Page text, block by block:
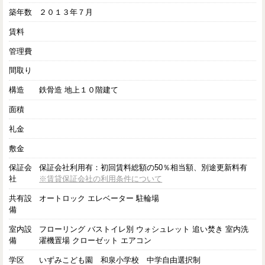
築年数 ２０１３年７月
賃料
管理費
間取り
構造 鉄骨造 地上１０階建て
面積
礼金
敷金
保証会
社
保証会社利用有：初回賃料総額の50％相当額、別途更新料有
※賃貸保証会社の利用条件について
共有設
備
オートロック エレベーター 駐輪場
室内設
備
フローリング バストイレ別 ウォシュレット 追い焚き 室内洗
濯機置場 クローゼット エアコン
学区 いずみこども園 和泉小学校 中学自由選択制